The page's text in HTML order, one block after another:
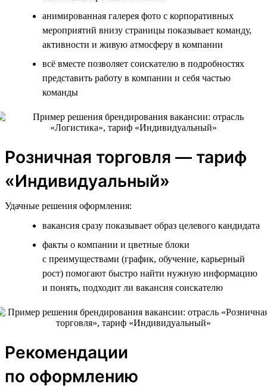
анимированная галерея фото с корпоративных
мероприятий внизу страницы показывает команду,
активности и живую атмосферу в компании
всё вместе позволяет соискателю в подробностях
представить работу в компании и себя частью
команды
Розничная торговля — тариф
«Индивидуальный»
Удачные решения оформления:
вакансия сразу показывает образ целевого кандидата
факты о компании и цветные блоки
с преимуществами (график, обучение, карьерный
рост) помогают быстро найти нужную информацию
и понять, подходит ли вакансия соискателю
Рекомендации
по оформлению